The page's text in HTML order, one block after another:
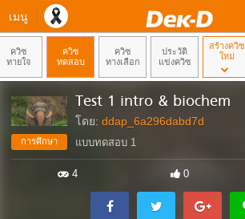
เมนู
ควิซ
ทายใจ
ควิซ
ทดสอบ
ควิซ
ทางเลือก
ประวัติ
แข่งควิซ
สร้างควิซ
ใหม่
การศึกษา
Test 1 intro & biochem
โดย: ddap_6a296dabd7d
แบบทดสอบ 1
4 0